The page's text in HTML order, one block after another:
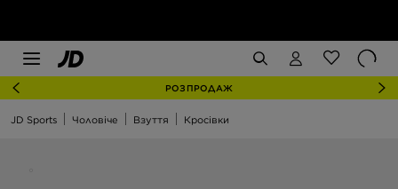
РОЗПРОДАЖ
JD Sports Чоловіче Взуття Кросівки